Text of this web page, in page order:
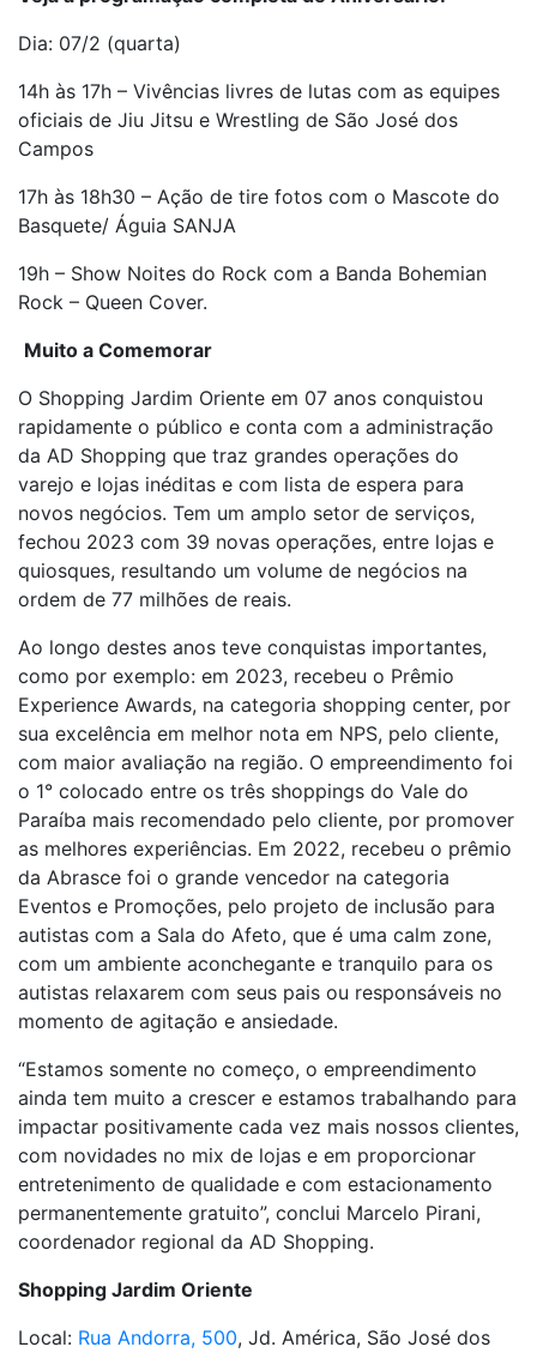
Dia: 07/2 (quarta)
14h às 17h – Vivências livres de lutas com as equipes
oficiais de Jiu Jitsu e Wrestling de São José dos
Campos
17h às 18h30 – Ação de tire fotos com o Mascote do
Basquete/ Águia SANJA
19h – Show Noites do Rock com a Banda Bohemian
Rock – Queen Cover.
Muito a Comemorar
O Shopping Jardim Oriente em 07 anos conquistou
rapidamente o público e conta com a administração
da AD Shopping que traz grandes operações do
varejo e lojas inéditas e com lista de espera para
novos negócios. Tem um amplo setor de serviços,
fechou 2023 com 39 novas operações, entre lojas e
quiosques, resultando um volume de negócios na
ordem de 77 milhões de reais.
Ao longo destes anos teve conquistas importantes,
como por exemplo: em 2023, recebeu o Prêmio
Experience Awards, na categoria shopping center, por
sua excelência em melhor nota em NPS, pelo cliente,
com maior avaliação na região. O empreendimento foi
o 1° colocado entre os três shoppings do Vale do
Paraíba mais recomendado pelo cliente, por promover
as melhores experiências. Em 2022, recebeu o prêmio
da Abrasce foi o grande vencedor na categoria
Eventos e Promoções, pelo projeto de inclusão para
autistas com a Sala do Afeto, que é uma calm zone,
com um ambiente aconchegante e tranquilo para os
autistas relaxarem com seus pais ou responsáveis no
momento de agitação e ansiedade.
“Estamos somente no começo, o empreendimento
ainda tem muito a crescer e estamos trabalhando para
impactar positivamente cada vez mais nossos clientes,
com novidades no mix de lojas e em proporcionar
entretenimento de qualidade e com estacionamento
permanentemente gratuito”, conclui Marcelo Pirani,
coordenador regional da AD Shopping.
Shopping Jardim Oriente
Local: Rua Andorra, 500, Jd. América, São José dos